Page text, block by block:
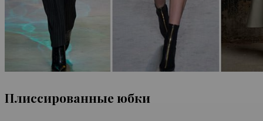
Плиссированные юбки